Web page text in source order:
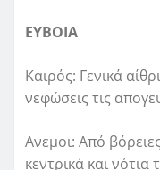
ΕΥΒΟΙΑ
Καιρός: Γενικά
νεφώσεις τις
Ανεμοι: Από
κεντρικά και